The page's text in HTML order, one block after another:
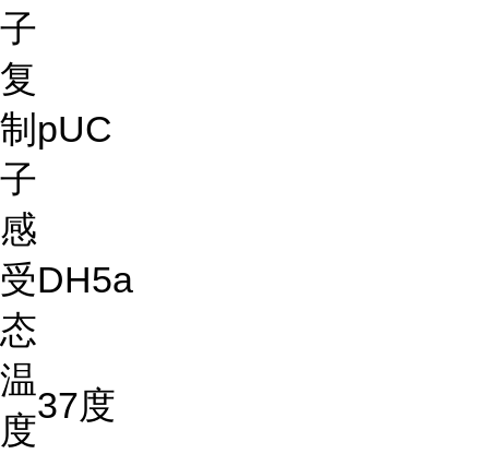
子
复
制
子
pUC
感
受
态
DH5a
温
度
37度